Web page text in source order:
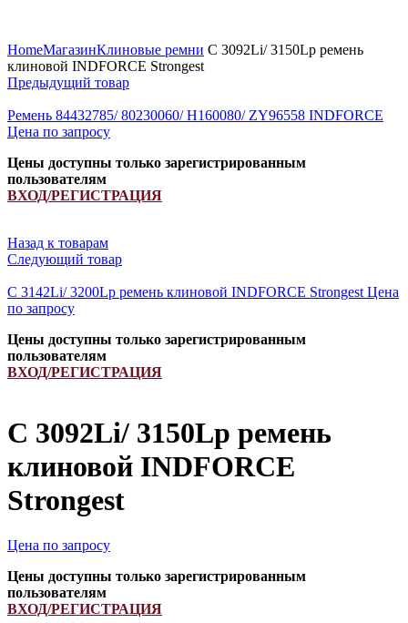
HomeМагазинКлиновые ремни C 3092Li/ 3150Lp ремень
клиновой INDFORCE Strongest
Предыдущий товар
Ремень 84432785/ 80230060/ H160080/ ZY96558 INDFORCE
Цена по запросу
Цены доступны только зарегистрированным
пользователям
ВХОД/РЕГИСТРАЦИЯ
Назад к товарам
Следующий товар
C 3142Li/ 3200Lp ремень клиновой INDFORCE Strongest Цена
по запросу
Цены доступны только зарегистрированным
пользователям
ВХОД/РЕГИСТРАЦИЯ
C 3092Li/ 3150Lp ремень
клиновой INDFORCE
Strongest
Цена по запросу
Цены доступны только зарегистрированным
пользователям
ВХОД/РЕГИСТРАЦИЯ